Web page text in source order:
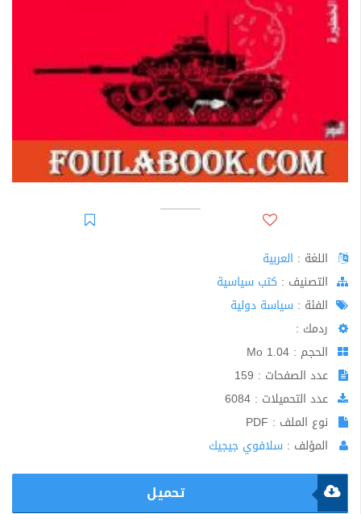
اللغة : العربية
اﻟﺘﺼﻨﻴﻒ : كتب سياسية
الفئة : سياسة دولية
ردمك :
الحجم : 1.04 Mo
عدد الصفحات : 159
عدد التحميلات : 6084
نوع الملف : PDF
المؤلف : سلافوي جيجيك
تحميل